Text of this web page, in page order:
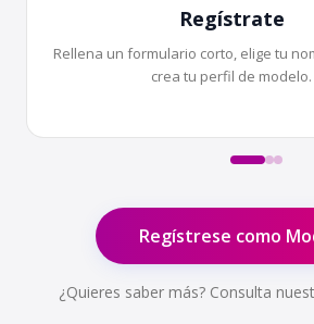
Regístrate
Rellena un formulario corto, elige tu
crea tu perfil de modelo.
Regístrese como
¿Quieres saber más? Consulta